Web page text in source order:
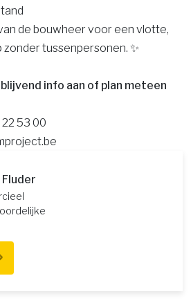
de bouwheer voor een vlotte,
tussenpersonen. ✨
info aan of plan meteen
53 00